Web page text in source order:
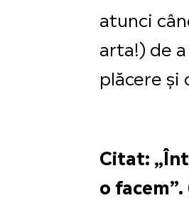
atunci
arta!) de
plăcere și
Citat:
o